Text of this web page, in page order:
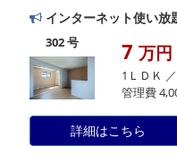
インターネット使い放
302 号 7 万円
1ＬＤＫ
管理費
詳細はこちら